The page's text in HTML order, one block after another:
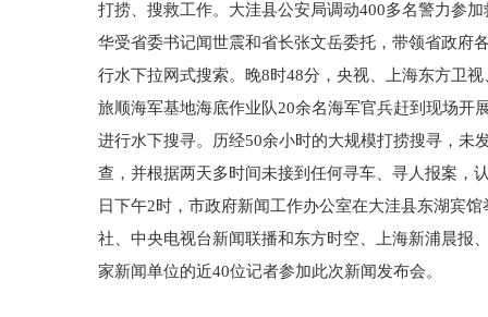
打捞、搜救工作。大洼县公安局调动400多名警力参
华受省委书记闻世震和省长张文岳委托，带领省政府
行水下拉网式搜索。晚8时48分，央视、上海东方卫
旅顺海军基地海底作业队20余名海军官兵赶到现场开
进行水下搜寻。历经50余小时的大规模打捞搜寻，未
查，并根据两天多时间未接到任何寻车、寻人报案，
日下午2时，市政府新闻工作办公室在大洼县东湖宾
社、中央电视台新闻联播和东方时空、上海新浦晨报
家新闻单位的近40位记者参加此次新闻发布会。